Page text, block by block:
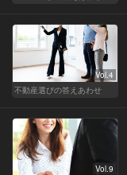
Vol.4
不動産選びの答えあわせ
Vol.9